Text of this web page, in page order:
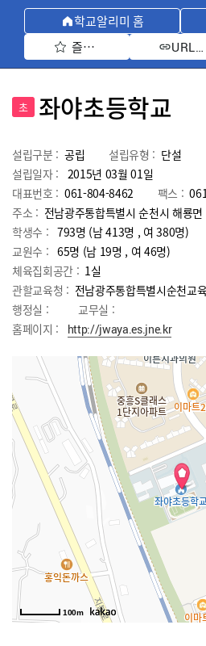
학교알리미 홈
즐겨찾기 선택
URL
초 좌야초등학교
설립구분 : 공립 설립유형 : 단설
설립일자 : 2015년 03월 01일
대표번호 : 061-804-8462 팩스 :
주소 : 전남광주통합특별시 순천시 해룡
학생수 : 793명 (남 413명 , 여 380명)
교원수 : 65명 (남 19명 , 여 46명)
체육집회공간 : 1실
관할교육청 : 전남광주통합특별시순천교
행정실 :
교무실 :
홈페이지 :
http://jwaya.es.jne.kr
100m